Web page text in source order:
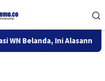
Ini Alasannya